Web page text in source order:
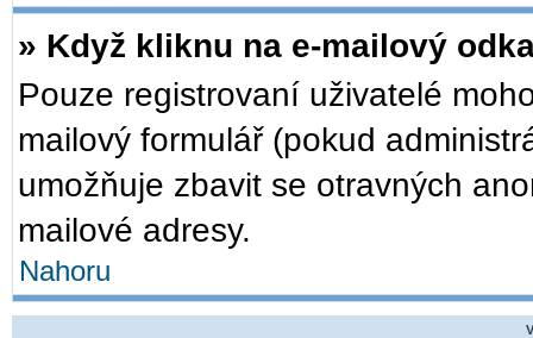
» Když kliknu na e-mailový
Pouze registrovaní uživatelé
mailový formulář (pokud
umožňuje zbavit se otravných
mailové adresy.
Nahoru